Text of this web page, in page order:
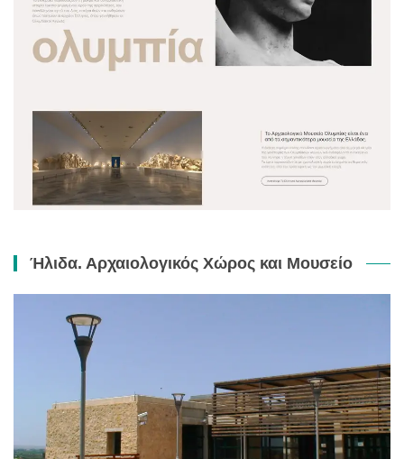
Ήλιδα. Αρχαιολογικός Χώρος και Μουσείο